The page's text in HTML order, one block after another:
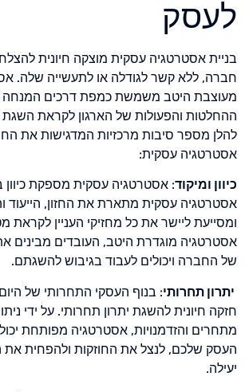
לעסק
בניית אסטרטגיה עסקית מוצקה חיונית
חברה, ללא קשר לגודלה או לתעשייה שלה.
מעוצבת היטב משמשת כמפת דרכים המנחה
ההחלטות והפעולות של הארגון לקראת השגת
להלן מספר סיבות מרכזיות המדגישות את
אסטרטגיה עסקית:
כיוון ומיקוד: אסטרטגיה עסקית מספקת כיוון
אסטרטגיה עסקית מתארת את החזון, הייעוד
ומסייעת ליישר את כל מחזיקי העניין
אסטרטגיה מוגדרת היטב, העובדים מבינים
של החברה ויכולים לעבוד בגיבוש להשגתם.
יתרון תחרותי: בנוף העסקי התחרותי של
חזקה חיונית להשגת יתרון תחרותי. על ידי
מתחרים והזדמנויות, אסטרטגיה מפותחת
העסק שלכם, לנצל את החוזקות ולהפחית את
יעילה.